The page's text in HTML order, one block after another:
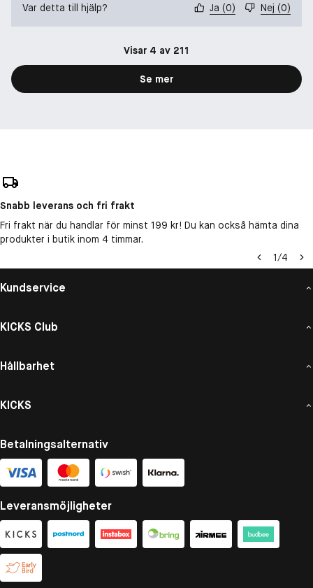
Var detta till hjälp? Ja (0) Nej (0)
Visar 4 av 211
Se mer
Snabb leverans och fri frakt
Fri frakt när du handlar för minst 199 kr! Du kan också hämta dina
produkter i butik inom 4 timmar.
1/4
Kundservice
KICKS Club
Hållbarhet
KICKS
Betalningsalternativ
Leveransmöjligheter